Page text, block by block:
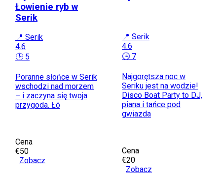
Łowienie ryb w
Serik
📍 Serik
4.6
🕒 5
Poranne słońce w Serik
wschodzi nad morzem
– i zaczyna się twoja
przygoda. Łó
Cena
€50
Zobacz
📍 Serik
4.6
🕒 7
Najgorętsza noc w
Seriku jest na wodzie!
Disco Boat Party to DJ,
piana i tańce pod
gwiazda
Cena
€20
Zobacz